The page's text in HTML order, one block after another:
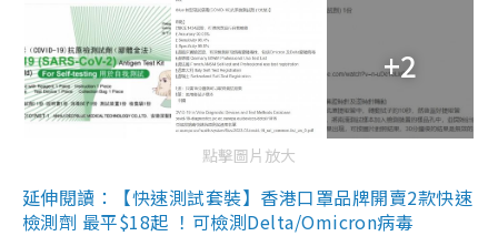
+2
點擊圖片放大
延伸閱讀：【快速測試套裝】香港口罩品牌開賣2款快速
檢測劑 最平$18起 ！可檢測Delta/Omicron病毒